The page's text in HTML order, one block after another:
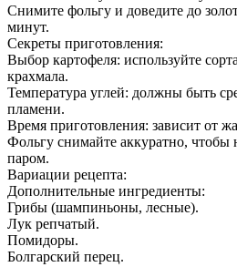
Снимите фольгу и доведите до
минут.
Секреты приготовления:
Выбор картофеля: используйте
крахмала.
Температура углей: должны быть
пламени.
Время приготовления: зависит от
Фольгу снимайте аккуратно, чтобы
паром.
Вариации рецепта:
Дополнительные ингредиенты:
Грибы (шампиньоны, лесные).
Лук репчатый.
Помидоры.
Болгарский перец.